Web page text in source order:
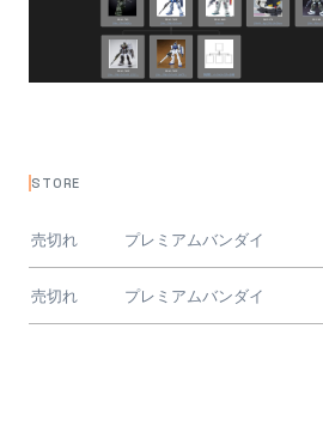
STORE
売切れ プレミアムバンダイ
売切れ プレミアムバンダイ